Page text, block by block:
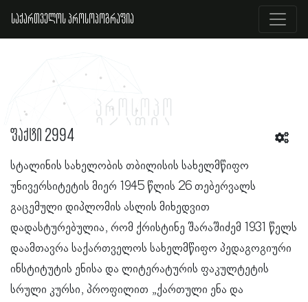
საქართველოს პროსოპოგრაფია
ფაქტი 2994
სტალინის სახელობის თბილისის სახელმწიფო
უნივერსიტეტის მიერ 1945 წლის 26 თებერვალს
გაცემული დიპლომის ასლის მიხედვით
დადასტურებულია, რომ ქრისტინე შარაშიძემ 1931 წელს
დაამთავრა საქართველოს სახელმწიფო პედაგოგიური
ინსტიტუტის ენისა და ლიტერატურის ფაკულტეტის
სრული კურსი, პროფილით „ქართული ენა და